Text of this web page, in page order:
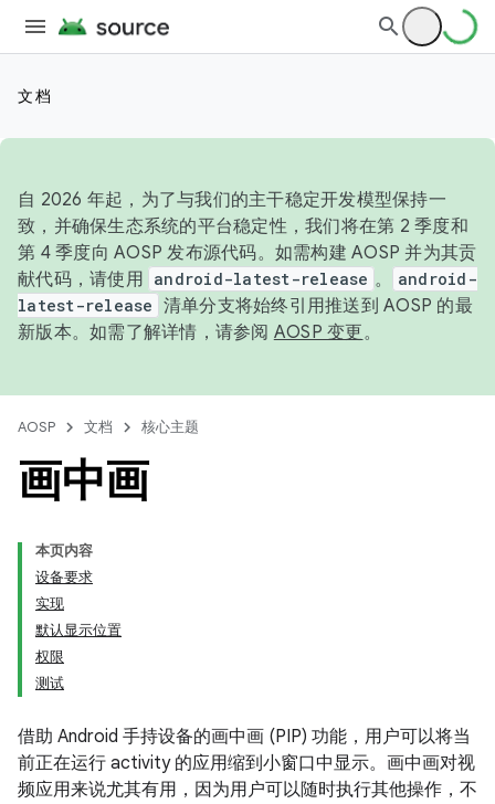
文档
自 2026 年起，为了与我们的主干稳定开发模型保持一
致，并确保生态系统的平台稳定性，我们将在第 2 季度和
第 4 季度向 AOSP 发布源代码。如需构建 AOSP 并为其贡
献代码，请使用 android-latest-release 。
android-
latest-release 清单分支将始终引用推送到 AOSP 的最
新版本。如需了解详情，请参阅 AOSP 变更。
AOSP 文档 核心主题
画中画
本页内容
设备要求
实现
默认显示位置
权限
测试
借助 Android 手持设备的画中画 (PIP) 功能，用户可以将当
前正在运行 activity 的应用缩到小窗口中显示。画中画对视
频应用来说尤其有用，因为用户可以随时执行其他操作，不